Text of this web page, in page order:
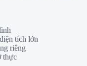
tích lớn
riêng
thực